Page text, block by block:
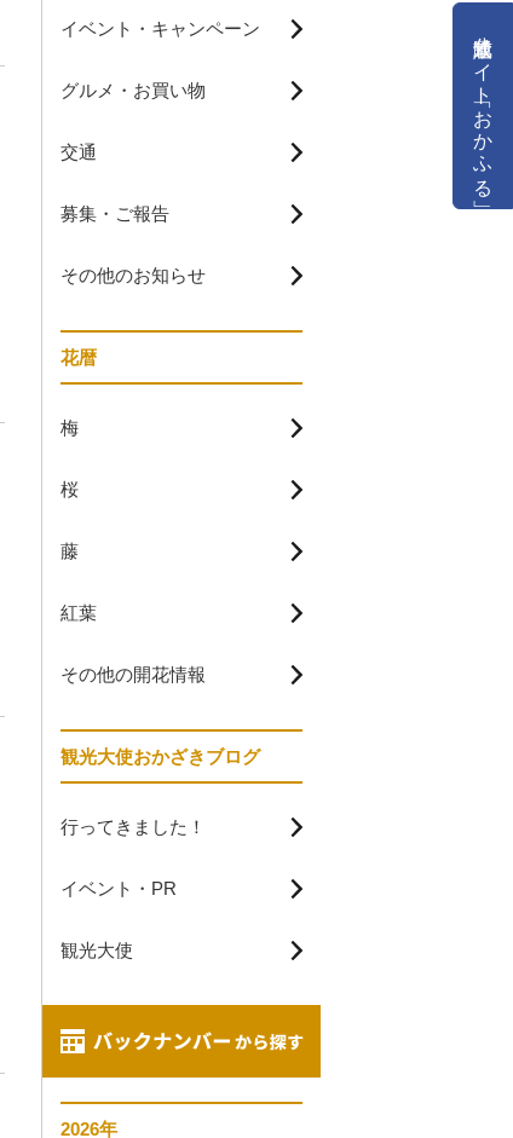
公式通販サイト「おかふる」
イベント・キャンペーン
グルメ・お買い物
交通
募集・ご報告
その他のお知らせ
花暦
梅
桜
藤
紅葉
その他の開花情報
観光大使おかざきブログ
行ってきました！
イベント・PR
観光大使
2026年